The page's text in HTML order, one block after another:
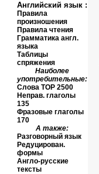
Английский язык :
Правила
произношения
Правила чтения
Грамматика англ.
языка
Таблицы
спряжения
Наиболее
употребительные:
Слова TOP 2500
Неправ. глаголы
135
Фразовые глаголы
170
А также:
Разговорный язык
Редуцирован.
формы
Англо-русские
тексты